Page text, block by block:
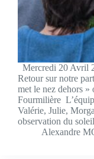
Mercredi 20 Avril
Retour sur notre
met le nez dehors »
Fourmilière
Valérie, Julie,
observation du
Alexandre